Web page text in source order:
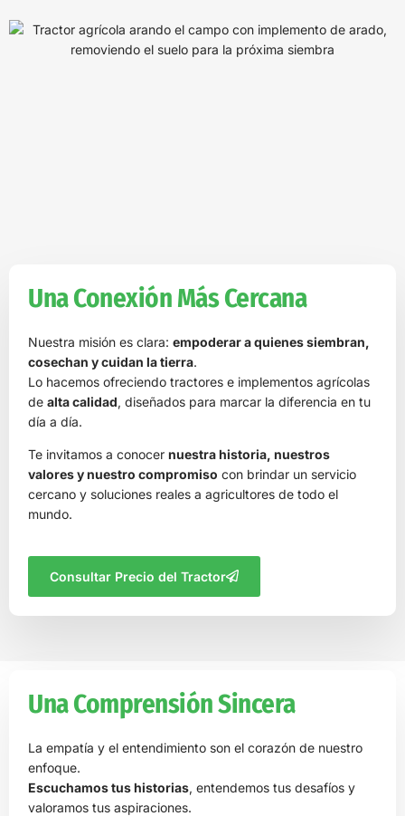
Una Conexión Más Cercana
Nuestra misión es clara: empoderar a quienes siembran,
cosechan y cuidan la tierra.
Lo hacemos ofreciendo tractores e implementos agrícolas
de alta calidad, diseñados para marcar la diferencia en tu
día a día.
Te invitamos a conocer nuestra historia, nuestros
valores y nuestro compromiso con brindar un servicio
cercano y soluciones reales a agricultores de todo el
mundo.
Consultar Precio del Tractor
Una Comprensión Sincera
La empatía y el entendimiento son el corazón de nuestro
enfoque.
Escuchamos tus historias, entendemos tus desafíos y
valoramos tus aspiraciones.